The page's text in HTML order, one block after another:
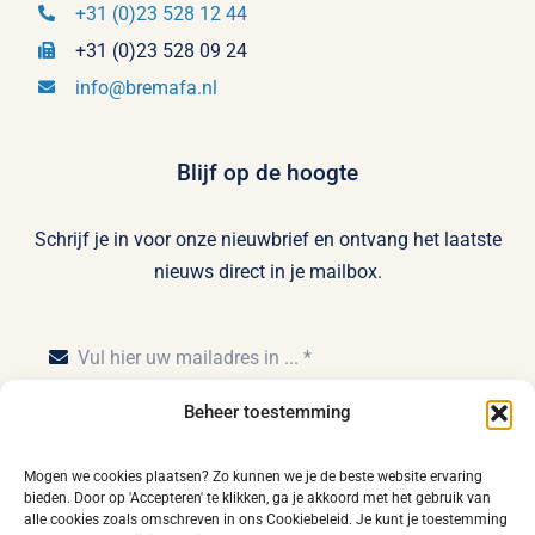
Beheer toestemming
Mogen we cookies plaatsen? Zo kunnen we je de beste website ervaring
bieden. Door op 'Accepteren' te klikken, ga je akkoord met het gebruik van
alle cookies zoals omschreven in ons Cookiebeleid. Je kunt je toestemming
+31 (0)23 528 12 44
+31 (0)23 528 09 24
info@bremafa.nl
Blijf op de hoogte
Schrijf je in voor onze nieuwbrief en ontvang het laatste
nieuws direct in je mailbox.